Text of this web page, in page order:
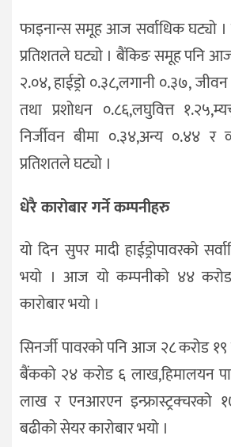
फाइनान्स समूह आज सर्वाधिक घट्यो
प्रतिशतले घट्यो । बैंकिङ समूह पनि
२.०४, हाईड्रो ०.३८,लगानी ०.३७,
तथा प्रशोधन ०.८६,लघुवित्त
निर्जीवन बीमा ०.३४,अन्य ०.४४ र
प्रतिशतले घट्यो ।
धेरै कारोबार गर्ने कम्पनीहरु
यो दिन सुपर मादी हाईड्रोपावरको
भयो । आज यो कम्पनीको ४४
कारोबार भयो ।
सिनर्जी पावरको पनि आज २८ करोड
बैंकको २४ करोड ६ लाख,हिमालयन
लाख र एनआरएन
बढीको सेयर कारोबार भयो ।